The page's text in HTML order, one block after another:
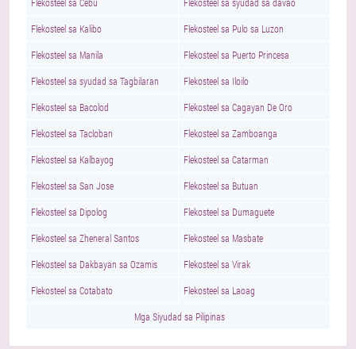
Flekosteel sa Kalibo Flekosteel sa Pulo sa Luzon
Flekosteel sa Manila Flekosteel sa Puerto Princesa
Flekosteel sa syudad sa Tagbilaran Flekosteel sa Iloilo
Flekosteel sa Bacolod Flekosteel sa Cagayan De Oro
Flekosteel sa Tacloban Flekosteel sa Zamboanga
Flekosteel sa Kalbayog Flekosteel sa Catarman
Flekosteel sa San Jose Flekosteel sa Butuan
Flekosteel sa Dipolog Flekosteel sa Dumaguete
Flekosteel sa Zheneral Santos Flekosteel sa Masbate
Flekosteel sa Dakbayan sa Ozamis Flekosteel sa Virak
Flekosteel sa Cotabato Flekosteel sa Laoag
Mga Siyudad sa Pilipinas